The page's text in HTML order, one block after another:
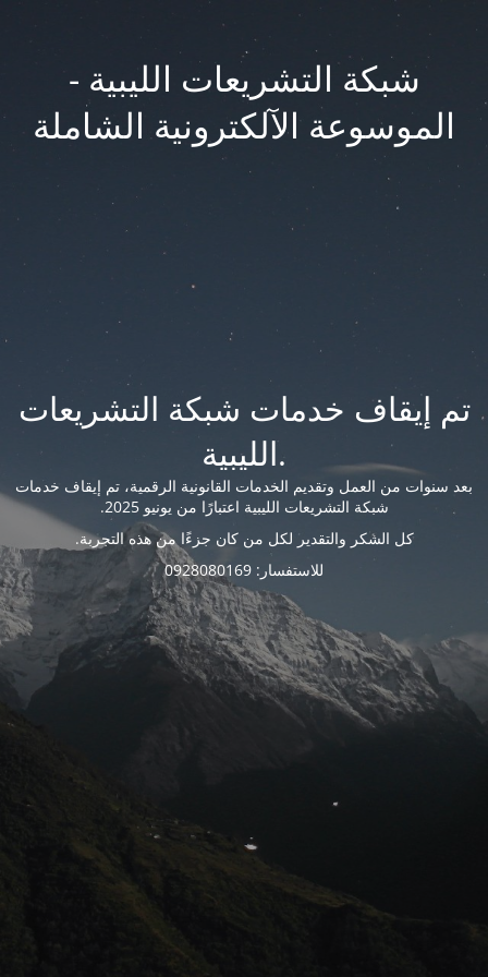
شبكة التشريعات الليبية -
الموسوعة الآلكترونية الشاملة
تم إيقاف خدمات شبكة التشريعات
الليبية.
بعد سنوات من العمل وتقديم الخدمات القانونية الرقمية، تم إيقاف خدمات
شبكة التشريعات الليبية اعتبارًا من يونيو 2025.
كل الشكر والتقدير لكل من كان جزءًا من هذه التجربة.
للاستفسار: 0928080169